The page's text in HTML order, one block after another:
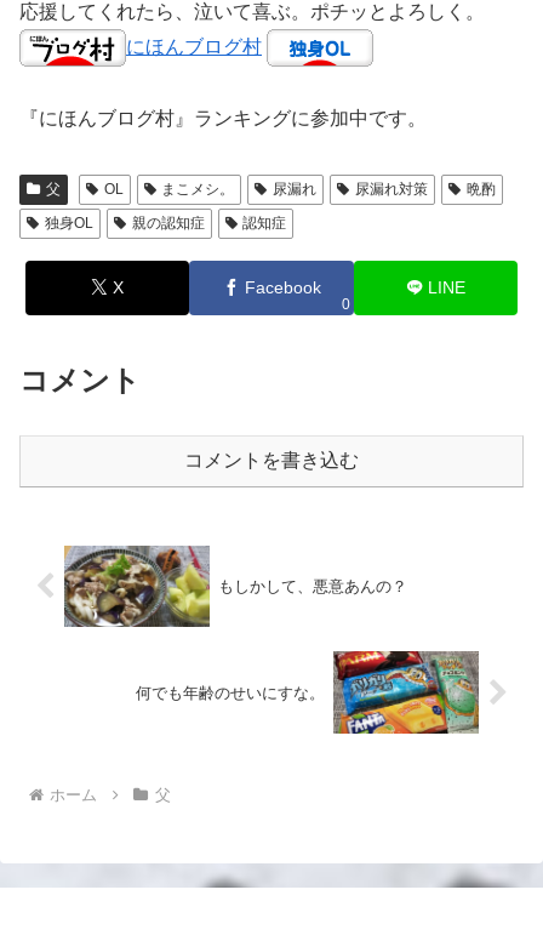
応援してくれたら、泣いて喜ぶ。ポチッとよろしく。
にほんブログ村
『にほんブログ村』ランキングに参加中です。
父 OL まこメシ。 尿漏れ 尿漏れ対策
晩酌
独身OL
親の認知症 認知症
X Facebook
0
LINE
コメント
コメントを書き込む
もしかして、悪意あんの？
何でも年齢のせいにすな。
ホーム 父